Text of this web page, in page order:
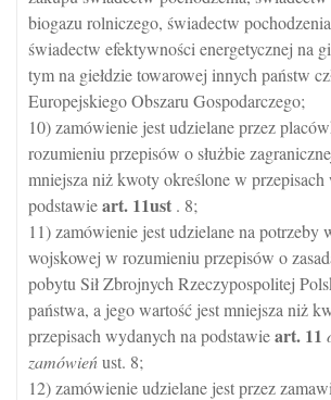
biogazu rolniczego, świadectw
świadectw efektywności energetycznej na
tym na giełdzie towarowej innych państw
Europejskiego Obszaru Gospodarczego;
10) zamówienie jest udzielane przez
rozumieniu przepisów o służbie
mniejsza niż kwoty określone w przepisach
podstawieart. 11ust . 8;
11) zamówienie jest udzielane na potrzeby
wojskowej w rozumieniu przepisów o
pobytu Sił Zbrojnych Rzeczypospolitej
państwa, a jego wartość jest mniejsza niż
przepisach wydanych na podstawieart. 11
zamówieńust. 8;
12) zamówienie udzielane jest przez